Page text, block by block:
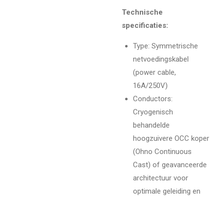
Technische
specificaties:
Type: Symmetrische
netvoedingskabel
(power cable,
16A/250V)
Conductors:
Cryogenisch
behandelde
hoogzuivere OCC koper
(Ohno Continuous
Cast) of geavanceerde
architectuur voor
optimale geleiding en